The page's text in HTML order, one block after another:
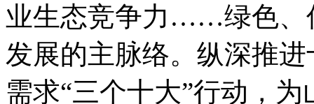
业生态竞争力……绿色、
发展的主脉络。纵深推
需求“三个十大”行动，